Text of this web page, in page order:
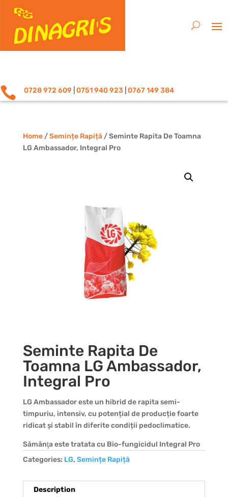
 0728 972 609 0751 940 923 0767 149 384
Home/Semințe Rapiță/ Seminte Rapita De Toamna
LG Ambassador, Integral Pro
Seminte Rapita De
Toamna LG Ambassador,
Integral Pro
LG Ambassador este un hibrid de rapita semi-
timpuriu, intensiv, cu potențial de producție foarte
ridicat și stabil în diferite condiții pedoclimatice.
Sămânţa este tratata cu Bio-fungicidul Integral Pro
Categories: LG, Semințe Rapiță
Description